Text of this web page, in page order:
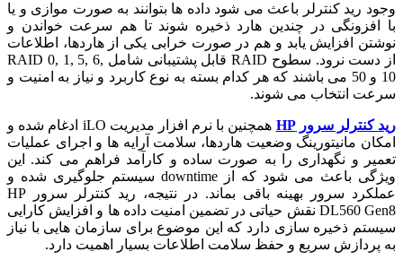
وجود رید کنترلر باعث می شود داده ها بتوانند به صورت موازی و یا
با افزونگی در چندین هارد ذخیره شوند تا هم سرعت خواندن و
نوشتن افزایش یابد و هم در صورت خرابی یکی از هاردها، اطلاعات
از دست نرود. سطوح RAID قابل پشتیبانی شامل RAID 0, 1, 5, 6,
10 و 50 می باشند که هر کدام بسته به نوع کاربرد و نیاز به امنیت و
سرعت انتخاب می شوند.
رید کنترلر سرور HP
همچنین با نرم افزار مدیریت iLO ادغام شده و
امکان مانیتورینگ وضعیت هاردها، سلامت آرایه ها و اجرای عملیات
تعمیر و نگهداری را به صورت ساده و کارآمد فراهم می کند. این
ویژگی باعث می شود که از downtime سیستم جلوگیری شده و
عملکرد سرور بهینه باقی بماند. در نتیجه، رید کنترلر سرور HP
DL560 Gen8 نقش حیاتی در تضمین امنیت داده ها و افزایش کارایی
سیستم ذخیره سازی دارد که این موضوع برای سازمان هایی با نیاز
به پردازش سریع و حفظ سلامت اطلاعات بسیار اهمیت دارد.